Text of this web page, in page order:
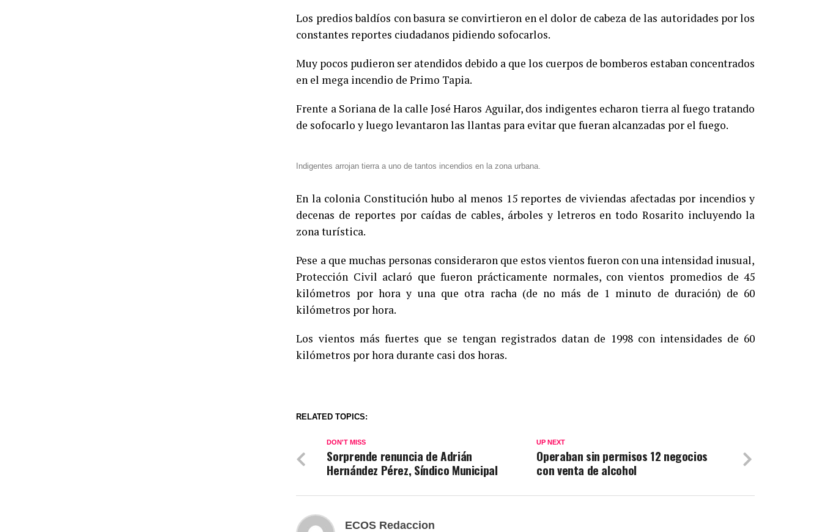
Los predios baldíos con basura se convirtieron en el dolor de cabeza de las autoridades por los
constantes reportes ciudadanos pidiendo sofocarlos.
Muy pocos pudieron ser atendidos debido a que los cuerpos de bomberos estaban concentrados
en el mega incendio de Primo Tapia.
Frente a Soriana de la calle José Haros Aguilar, dos indigentes echaron tierra al fuego tratando
de sofocarlo y luego levantaron las llantas para evitar que fueran alcanzadas por el fuego.
Indigentes arrojan tierra a uno de tantos incendios en la zona urbana.
En la colonia Constitución hubo al menos 15 reportes de viviendas afectadas por incendios y
decenas de reportes por caídas de cables, árboles y letreros en todo Rosarito incluyendo la
zona turística.
Pese a que muchas personas consideraron que estos vientos fueron con una intensidad inusual,
Protección Civil aclaró que fueron prácticamente normales, con vientos promedios de 45
kilómetros por hora y una que otra racha (de no más de 1 minuto de duración) de 60
kilómetros por hora.
Los vientos más fuertes que se tengan registrados datan de 1998 con intensidades de 60
kilómetros por hora durante casi dos horas.
RELATED TOPICS:
UP NEXT
Operaban sin permisos 12 negocios
con venta de alcohol
DON'T MISS
Sorprende renuncia de Adrián
Hernández Pérez, Síndico Municipal
ECOS Redaccion